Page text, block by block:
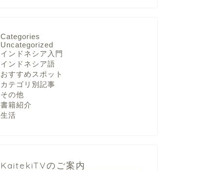
Categories
Uncategorized
インドネシア入門
インドネシア語
おすすめスポット
カテゴリ別記事
その他
書籍紹介
生活
KaitekiTVのご案内